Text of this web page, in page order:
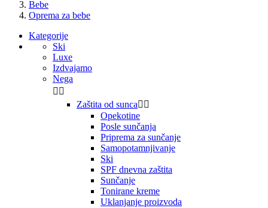
Bebe
Oprema za bebe
Kategorije
Ski
Luxe
Izdvajamo
Nega
 
Zaštita od sunca 
Opekotine
Posle sunčanja
Priprema za sunčanje
Samopotamnjivanje
Ski
SPF dnevna zaštita
Sunčanje
Tonirane kreme
Uklanjanje proizvoda